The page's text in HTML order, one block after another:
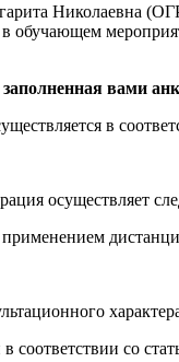
Николаевна
обучающем
вами
в
осуществляет
соответствии со